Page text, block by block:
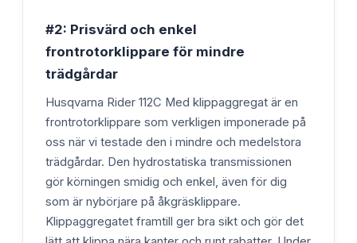
#2: Prisvärd och enkel
frontrotorklippare för mindre
trädgårdar
Husqvarna Rider 112C Med klippaggregat är en
frontrotorklippare som verkligen imponerade på
oss när vi testade den i mindre och medelstora
trädgårdar. Den hydrostatiska transmissionen
gör körningen smidig och enkel, även för dig
som är nybörjare på åkgräsklippare.
Klippaggregatet framtill ger bra sikt och gör det